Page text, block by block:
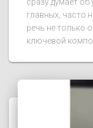
сразу думает об
главных, часто
речь не только
ключевой